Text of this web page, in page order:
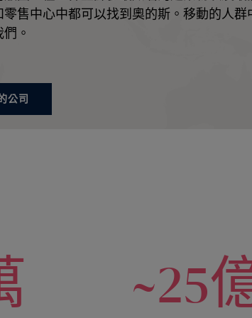
零售中心中都可以找到奧的斯。移動的人群
。
公司
~25